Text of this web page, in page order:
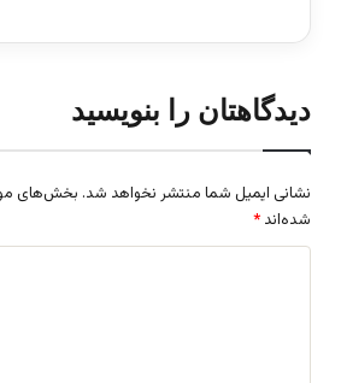
دیدگاهتان را بنویسید
نشانی ایمیل شما منتشر نخواهد شد. بخش‌های
شده‌اند *